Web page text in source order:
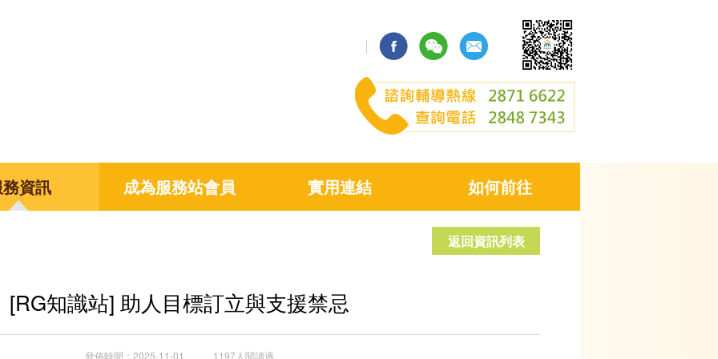
資訊 成為服務站會員 實用連結 如何前往
返回資訊列表
[RG知識站] 助人目標訂立與支援禁忌
發佈時間：2025-11-01 1197人閱讀過